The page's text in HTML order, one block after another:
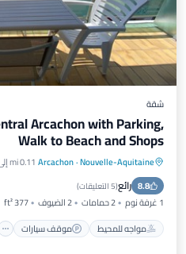
شقة
Arcachon with Parking,
Walk to Beach and Shops
Nouvelle-Aquitaine
·
Arcachon 0.11 mi إلى وسط المدينة
8.8 رائع(5 التعليقات )
1 غرفة نوم 2 حمامات 2 الضيوف
377 ft²
مواجه للمحيط
موقف سيارات
مواجه للمحيط
موقف
إطلالة على المحيط